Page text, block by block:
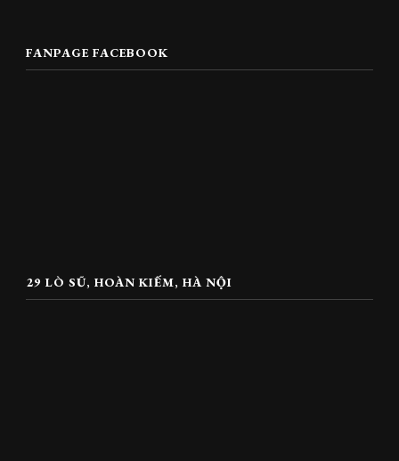
FANPAGE FACEBOOK
29 LÒ SŨ, HOÀN KIẾM, HÀ NỘI